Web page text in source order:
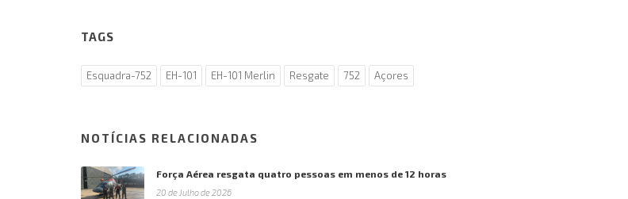
TAGS
Esquadra-752 EH-101 EH-101 Merlin Resgate 752 Açores
NOTÍCIAS RELACIONADAS
Força Aérea resgata quatro pessoas em menos de 12 horas
20 de Julho de 2026